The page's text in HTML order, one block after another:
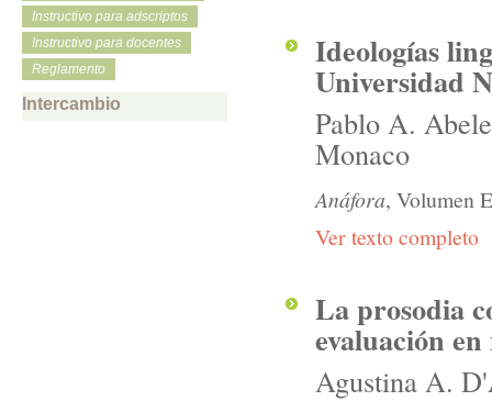
Instructivo para adscriptos
Instructivo para docentes
Reglamento
Intercambio
Ideologías
Universidad
Pablo A.
Monaco
Anáfora, Volumen
Ver texto completo
La prosodia
evaluación
Agustina A.